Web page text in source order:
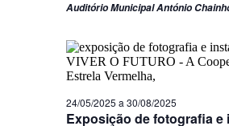
Auditório Municipal António
Exposição de fotografia e
24/05/2025 a 30/08/2025